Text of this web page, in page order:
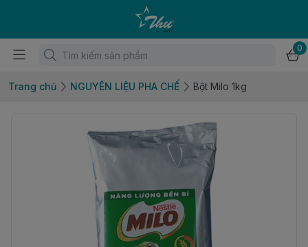
0
Trang chủ NGUYÊN LIỆU PHA CHẾ Bột Milo 1kg